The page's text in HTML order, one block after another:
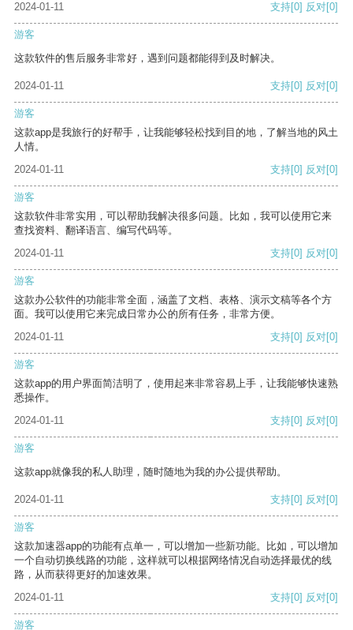
2024-01-11 支持[0] 反对[0]
游客
这款软件的售后服务非常好，遇到问题都能得到及时解决。
2024-01-11 支持[0] 反对[0]
游客
这款app是我旅行的好帮手，让我能够轻松找到目的地，了解当地的风土
人情。
2024-01-11
支持[0] 反对[0]
游客
这款软件非常实用，可以帮助我解决很多问题。比如，我可以使用它来
查找资料、翻译语言、编写代码等。
2024-01-11
支持[0] 反对[0]
游客
这款办公软件的功能非常全面，涵盖了文档、表格、演示文稿等各个方
面。我可以使用它来完成日常办公的所有任务，非常方便。
2024-01-11
支持[0] 反对[0]
游客
这款app的用户界面简洁明了，使用起来非常容易上手，让我能够快速熟
悉操作。
2024-01-11
支持[0] 反对[0]
游客
这款app就像我的私人助理，随时随地为我的办公提供帮助。
2024-01-11 支持[0] 反对[0]
游客
这款加速器app的功能有点单一，可以增加一些新功能。比如，可以增加
一个自动切换线路的功能，这样就可以根据网络情况自动选择最优的线
路，从而获得更好的加速效果。
2024-01-11
支持[0] 反对[0]
游客